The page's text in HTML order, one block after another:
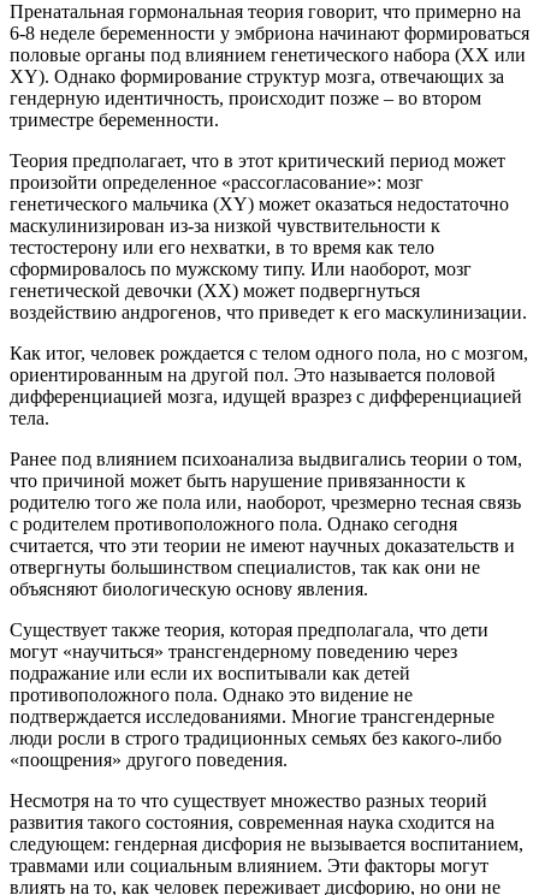
Пренатальная гормональная теория говорит, что примерно на
6-8 неделе беременности у эмбриона начинают формироваться
половые органы под влиянием генетического набора (XX или
XY). Однако формирование структур мозга, отвечающих за
гендерную идентичность, происходит позже – во втором
триместре беременности.
Теория предполагает, что в этот критический период может
произойти определенное «рассогласование»: мозг
генетического мальчика (XY) может оказаться недостаточно
маскулинизирован из-за низкой чувствительности к
тестостерону или его нехватки, в то время как тело
сформировалось по мужскому типу. Или наоборот, мозг
генетической девочки (XX) может подвергнуться
воздействию андрогенов, что приведет к его маскулинизации.
Как итог, человек рождается с телом одного пола, но с мозгом,
ориентированным на другой пол. Это называется половой
дифференциацией мозга, идущей вразрез с дифференциацией
тела.
Ранее под влиянием психоанализа выдвигались теории о том,
что причиной может быть нарушение привязанности к
родителю того же пола или, наоборот, чрезмерно тесная связь
с родителем противоположного пола. Однако сегодня
считается, что эти теории не имеют научных доказательств и
отвергнуты большинством специалистов, так как они не
объясняют биологическую основу явления.
Существует также теория, которая предполагала, что дети
могут «научиться» трансгендерному поведению через
подражание или если их воспитывали как детей
противоположного пола. Однако это видение не
подтверждается исследованиями. Многие трансгендерные
люди росли в строго традиционных семьях без какого-либо
«поощрения» другого поведения.
Несмотря на то что существует множество разных теорий
развития такого состояния, современная наука сходится на
следующем: гендерная дисфория не вызывается воспитанием,
травмами или социальным влиянием. Эти факторы могут
влиять на то, как человек переживает дисфорию, но они не